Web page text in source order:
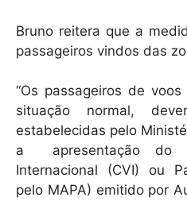
Bruno reitera que a
passageiros vindos das
“Os passageiros de
situação normal,
estabelecidas pelo
a apresentação do
Internacional (CVI) ou
pelo MAPA) emitido por